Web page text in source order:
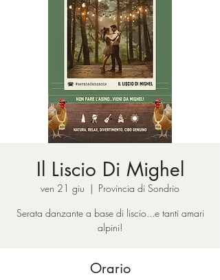
Il Liscio Di Mighel
ven 21 giu
  |
Provincia di Sondrio
Serata danzante a base di liscio...e tanti amari
alpini!
Orario